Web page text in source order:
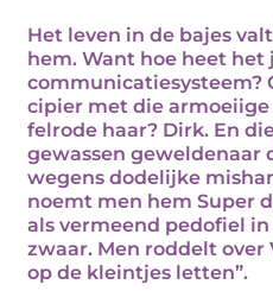
Het leven in de bajes
hem. Want hoe heet
communicatiesysteem?
cipier met die
felrode haar? Dirk. En
gewassen geweldenaar
wegens dodelijke
noemt men hem Super
als vermeend pedofiel in
zwaar. Men roddelt over
op de kleintjes letten”.